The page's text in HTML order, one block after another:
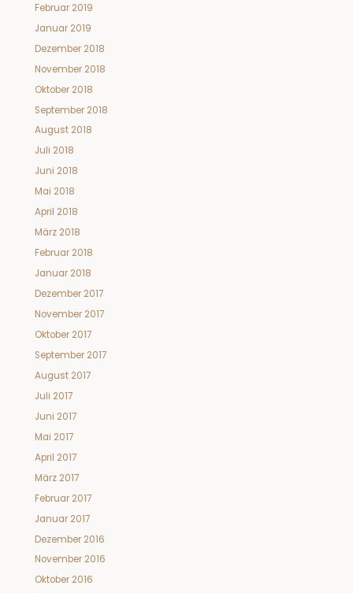
Februar 2019
Januar 2019
Dezember 2018
November 2018
Oktober 2018
September 2018
August 2018
Juli 2018
Juni 2018
Mai 2018
April 2018
März 2018
Februar 2018
Januar 2018
Dezember 2017
November 2017
Oktober 2017
September 2017
August 2017
Juli 2017
Juni 2017
Mai 2017
April 2017
März 2017
Februar 2017
Januar 2017
Dezember 2016
November 2016
Oktober 2016